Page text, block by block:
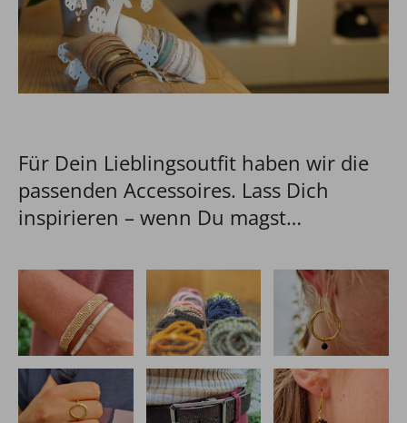
Für Dein Lieblingsoutfit haben wir die
passenden Accessoires. Lass Dich
inspirieren – wenn Du magst…